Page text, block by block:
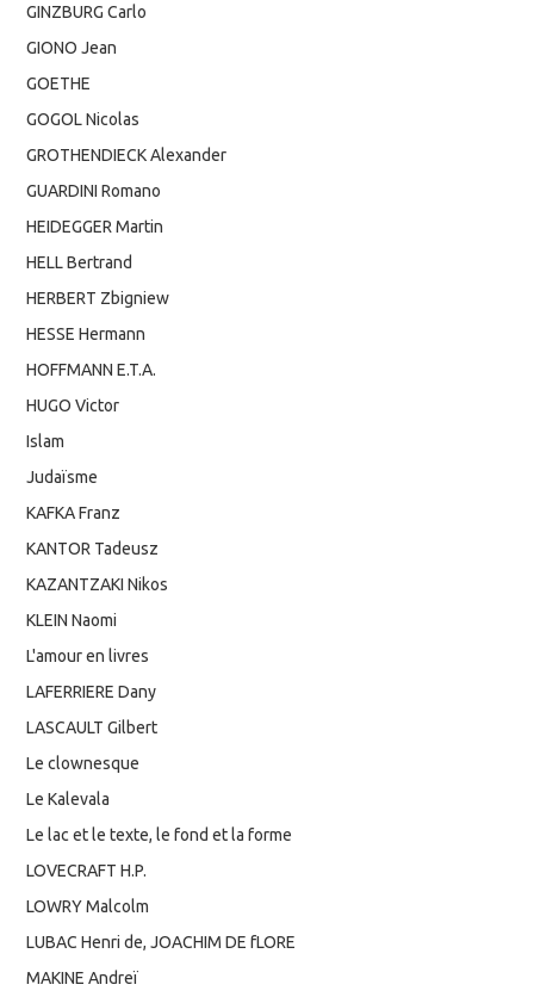
GINZBURG Carlo
GIONO Jean
GOETHE
GOGOL Nicolas
GROTHENDIECK Alexander
GUARDINI Romano
HEIDEGGER Martin
HELL Bertrand
HERBERT Zbigniew
HESSE Hermann
HOFFMANN E.T.A.
HUGO Victor
Islam
Judaïsme
KAFKA Franz
KANTOR Tadeusz
KAZANTZAKI Nikos
KLEIN Naomi
L'amour en livres
LAFERRIERE Dany
LASCAULT Gilbert
Le clownesque
Le Kalevala
Le lac et le texte, le fond et la forme
LOVECRAFT H.P.
LOWRY Malcolm
LUBAC Henri de, JOACHIM DE fLORE
MAKINE Andreï